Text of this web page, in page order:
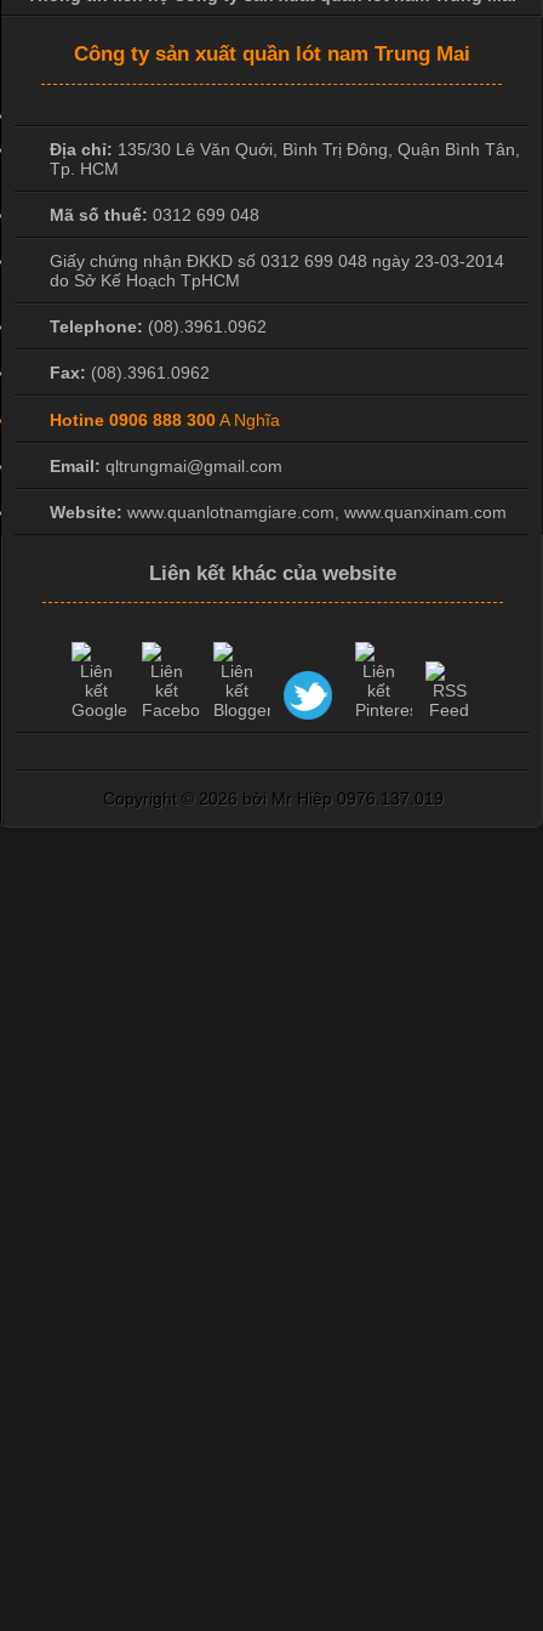
Công ty sản xuất quần lót nam Trung Mai
Địa chỉ: 135/30 Lê Văn Quới, Bình Trị Đông Quận Bình Tân
Tp. HCM
Mã số thuế: 0312 699 048
Giấy chứng nhận ĐKKD số 0312 699 048 ngày 23-03-2014
do Sở Kế Hoạch TpHCM
Telephone: (08).3961.0962
Fax: (08).3961.0962
Hotine 0906 888 300A Nghĩa
Email: qltrungmai@gmail.com
Website: www.quanlotnamgiare.com, www.quanxinam.com
Liên kết khác của website
Copyright © 2026 bởi Mr Hiệp 0976.137.019